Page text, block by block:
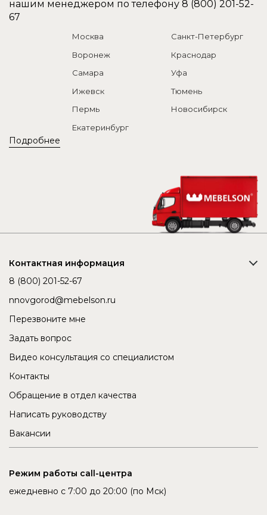
нашим менеджером по телефону 8 (800) 201-52-
67
Подробнее
Москва
Санкт-Петербург
Воронеж
Краснодар
Самара
Уфа
Ижевск
Тюмень
Пермь
Новосибирск
Екатеринбург
Контактная информация
8 (800) 201-52-67
nnovgorod@mebelson.ru
Перезвоните мне
Задать вопрос
Видео консультация со специалистом
Контакты
Обращение в отдел качества
Написать руководству
Вакансии
Режим работы call-центра
ежедневно с 7:00 до 20:00 (по Мск)